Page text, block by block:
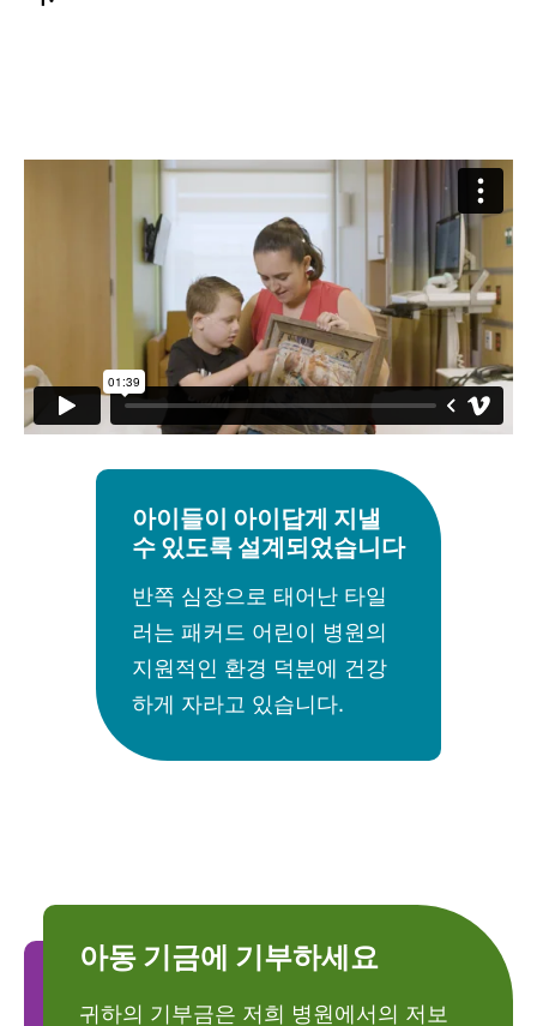
아이들이 아이답게 지낼
수 있도록 설계되었습니다
반쪽 심장으로 태어난 타일
러는 패커드 어린이 병원의
지원적인 환경 덕분에 건강
하게 자라고 있습니다.
아동 기금에 기부하세요
귀하의 기부금은 저희 병원에서의 저보